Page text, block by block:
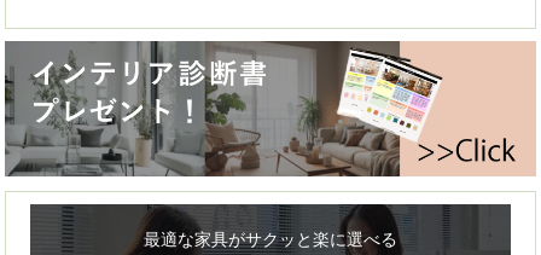
最適な家具がサクッと楽に選べる